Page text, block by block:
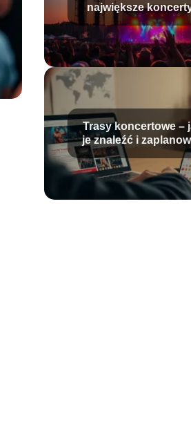
największe
festiwale
Trasy koncertowe –
je znaleźć i
udział?